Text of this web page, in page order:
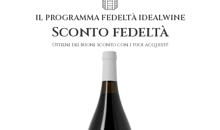
IL PROGRAMMA FEDELTÀ IDEALWINE
Sconto fedeltà
Ottieni dei buoni sconto con i tuoi acquisti!